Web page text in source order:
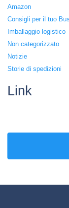
Amazon
Consigli per il tuo
Imballaggio logistico
Non categorizzato
Notizie
Storie di spedizioni
Link